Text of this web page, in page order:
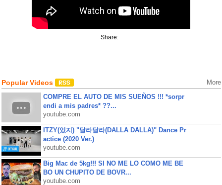
Share:
Popular Videos More
COMPRE EL AUTO DE MIS SUEÑOS !!! *sorpr
endi a mis padres* ??...
youtube.com
ITZY(있지) "달라달라(DALLA DALLA)" Dance Pr
actice (2020 Ver.)
youtube.com
Big Mac de 5kg!!! SI NO ME LO COMO ME BE
BO UN CHUPITO DE BOVR...
youtube.com